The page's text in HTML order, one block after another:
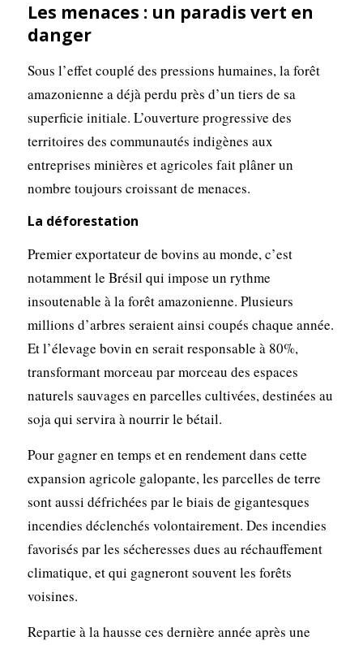
Les menaces : un paradis vert en
danger
Sous l’effet couplé des pressions humaines, la forêt
amazonienne a déjà perdu près d’un tiers de sa
superficie initiale. L’ouverture progressive des
territoires des communautés indigènes aux
entreprises minières et agricoles fait plâner un
nombre toujours croissant de menaces.
La déforestation
Premier exportateur de bovins au monde, c’est
notamment le Brésil qui impose un rythme
insoutenable à la forêt amazonienne. Plusieurs
millions d’arbres seraient ainsi coupés chaque année.
Et l’élevage bovin en serait responsable à 80%,
transformant morceau par morceau des espaces
naturels sauvages en parcelles cultivées, destinées au
soja qui servira à nourrir le bétail.
Pour gagner en temps et en rendement dans cette
expansion agricole galopante, les parcelles de terre
sont aussi défrichées par le biais de gigantesques
incendies déclenchés volontairement. Des incendies
favorisés par les sécheresses dues au réchauffement
climatique, et qui gagneront souvent les forêts
voisines.
Repartie à la hausse ces dernière année après une